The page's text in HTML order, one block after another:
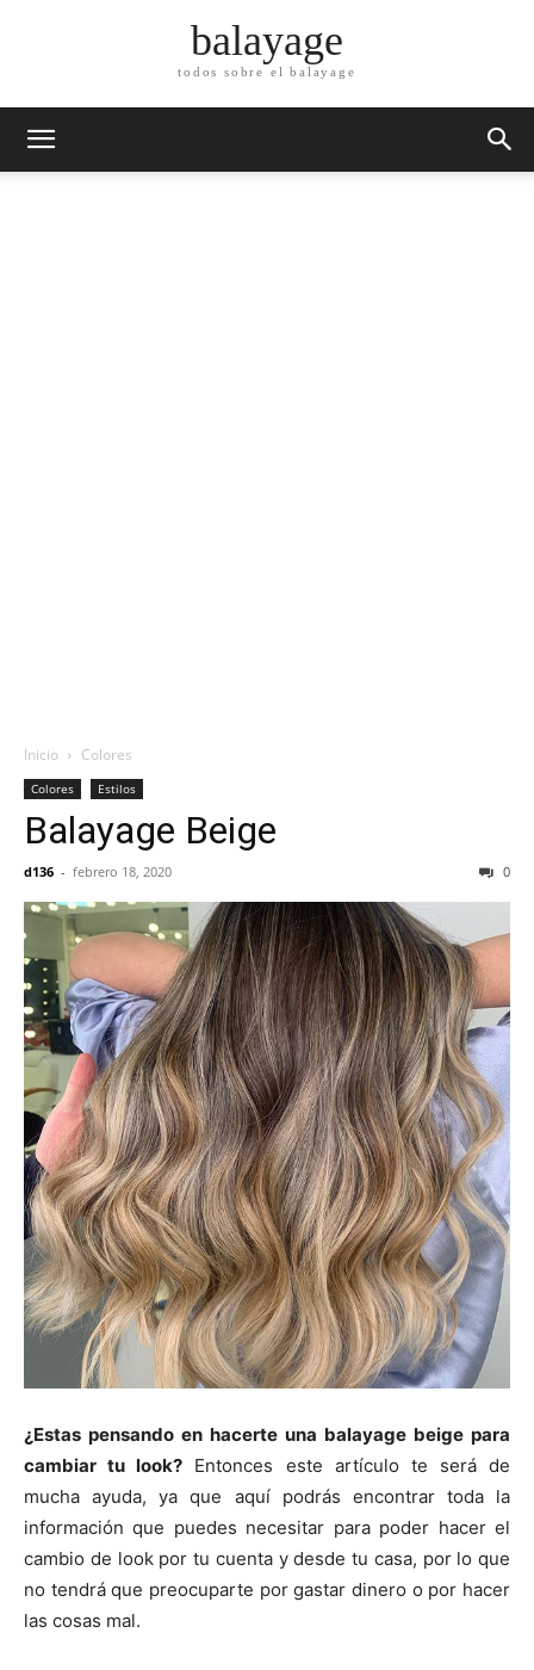
balayage
todos sobre el balayage
Inicio Colores
Colores Estilos
Balayage Beige
d136 - febrero 18, 2020 0
¿Estas pensando en hacerte una balayage beige para
cambiar tu look? Entonces este artículo te será de
mucha ayuda, ya que aquí podrás encontrar toda la
información que puedes necesitar para poder hacer el
cambio de look por tu cuenta y desde tu casa, por lo que
no tendrá que preocuparte por gastar dinero o por hacer
las cosas mal.